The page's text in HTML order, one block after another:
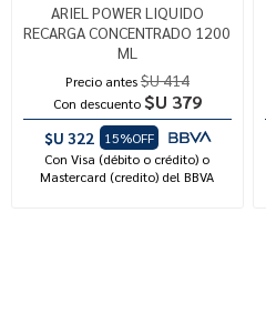
ARIEL POWER LIQUIDO
RECARGA CONCENTRADO 1200
ML
Precio antes$U 414
Con descuento $U 379
$U 322
15%OFF
Con Visa (débito o crédito) o
Mastercard (credito) del BBVA